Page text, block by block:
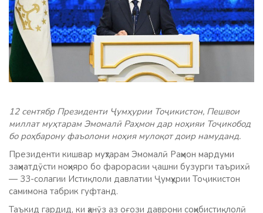
12 сентябр Президенти Ҷумҳурии Тоҷикистон, Пешвои
миллат муҳтарам Эмомалӣ Раҳмон дар ноҳияи Тоҷикобод
бо роҳбарону фаъолони ноҳия мулоқот доир намуданд.
Президенти кишвар муҳтарам Эмомалӣ Раҳмон мардуми
заҳматдӯсти ноҳияро бо фарорасии ҷашни бузурги таърихӣ
— 33-солагии Истиқлоли давлатии Ҷумҳурии Тоҷикистон
самимона табрик гуфтанд.
Таъкид гардид, ки ҳанӯз аз оғози даврони соҳибистиқлолӣ